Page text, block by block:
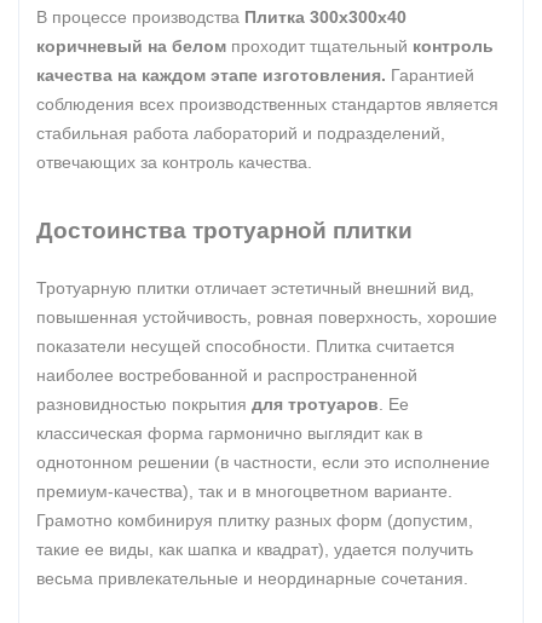
В процессе производства Плитка 300х300х40
коричневый на белом проходит тщательный контроль
качества на каждом этапе изготовления. Гарантией
соблюдения всех производственных стандартов является
стабильная работа лабораторий и подразделений,
отвечающих за контроль качества.
Достоинства тротуарной плитки
Тротуарную плитки отличает эстетичный внешний вид,
повышенная устойчивость, ровная поверхность, хорошие
показатели несущей способности. Плитка считается
наиболее востребованной и распространенной
разновидностью покрытия для тротуаров . Ее
классическая форма гармонично выглядит как в
однотонном решении (в частности, если это исполнение
премиум-качества), так и в многоцветном варианте.
Грамотно комбинируя плитку разных форм (допустим,
такие ее виды, как шапка и квадрат), удается получить
весьма привлекательные и неординарные сочетания.